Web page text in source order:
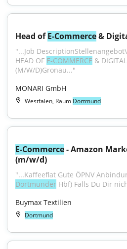
Head of E-Commerce &
"...Job
HEAD OF E-COMMERCE &
(M/W/D)Gronau..."
MONARI GmbH
Westfalen, Raum Dortmund
E-Commerce - Amazon
(m/w/d)
Dortmunder Hbf) Falls Du Dir
Buymax Textilien
Dortmund